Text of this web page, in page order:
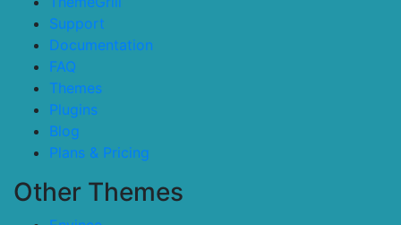
Support
Documentation
FAQ
Themes
Plugins
Blog
Plans & Pricing
Other Themes